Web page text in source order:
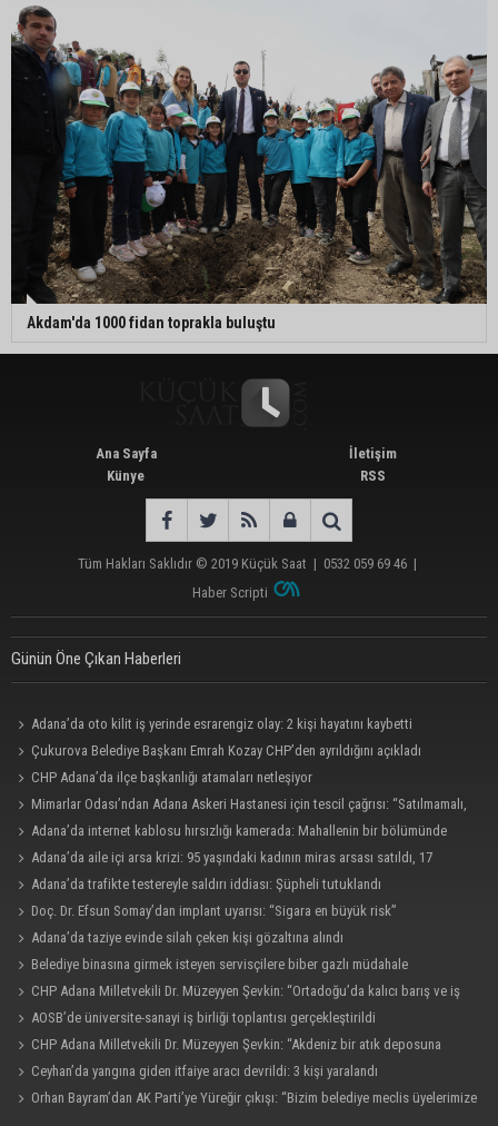
Akdam'da 1000 fidan toprakla buluştu
Ana Sayfa
Künye
İletişim
RSS
Tüm Hakları Saklıdır © 2019 Küçük Saat | 0532 059 69 46 |
Haber Scripti
Günün Öne Çıkan Haberleri
Adana’da oto kilit iş yerinde esrarengiz olay: 2 kişi hayatını kaybetti
Çukurova Belediye Başkanı Emrah Kozay CHP’den ayrıldığını açıkladı
CHP Adana’da ilçe başkanlığı atamaları netleşiyor
Mimarlar Odası’ndan Adana Askeri Hastanesi için tescil çağrısı: “Satılmamalı,
amaç dışı kullanılmamalı”
Adana’da internet kablosu hırsızlığı kamerada: Mahallenin bir bölümünde
internet erişimi kesildi
Adana’da aile içi arsa krizi: 95 yaşındaki kadının miras arsası satıldı, 17
milyonun 13 milyonu harcandı
Adana’da trafikte testereyle saldırı iddiası: Şüpheli tutuklandı
Doç. Dr. Efsun Somay’dan implant uyarısı: “Sigara en büyük risk”
Adana’da taziye evinde silah çeken kişi gözaltına alındı
Belediye binasına girmek isteyen servisçilere biber gazlı müdahale
CHP Adana Milletvekili Dr. Müzeyyen Şevkin: “Ortadoğu’da kalıcı barış ve iş
birliği sağlanmalı”
AOSB’de üniversite-sanayi iş birliği toplantısı gerçekleştirildi
CHP Adana Milletvekili Dr. Müzeyyen Şevkin: “Akdeniz bir atık deposuna
dönüşmemeli”
Ceyhan’da yangına giden itfaiye aracı devrildi: 3 kişi yaralandı
Orhan Bayram’dan AK Parti’ye Yüreğir çıkışı: “Bizim belediye meclis üyelerimize